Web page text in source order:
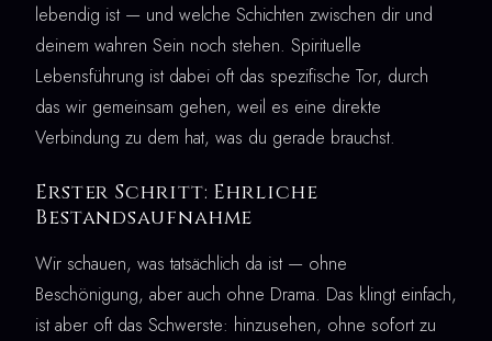
lebendig ist — und welche Schichten zwischen dir und
deinem wahren Sein noch stehen. Spirituelle
Lebensführung ist dabei oft das spezifische Tor, durch
das wir gemeinsam gehen, weil es eine direkte
Verbindung zu dem hat, was du gerade brauchst.
Erster Schritt: Ehrliche
Bestandsaufnahme
Wir schauen, was tatsächlich da ist — ohne
Beschönigung, aber auch ohne Drama. Das klingt einfach,
ist aber oft das Schwerste: hinzusehen, ohne sofort zu